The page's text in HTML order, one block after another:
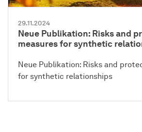
29.11.2024
Neue Publikation: Risks and
measures for synthetic
Neue Publikation: Risks and
for synthetic relationships